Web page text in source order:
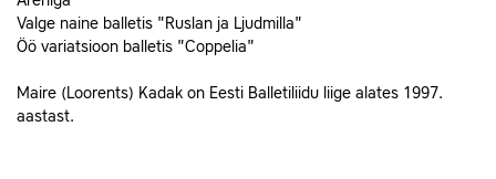
Valge naine balletis "Ruslan ja Ljudmilla"
Öö variatsioon balletis "Coppelia"
Maire (Loorents) Kadak on Eesti Balletiliidu liige alates 1997.
aastast.